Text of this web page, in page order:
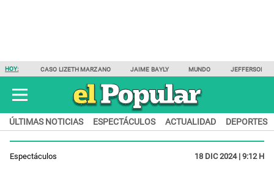
HOY: CASO LIZETH MARZANO JAIME BAYLY MUNDO JEFFERSON
ÚLTIMAS NOTICIAS ESPECTÁCULOS ACTUALIDAD DEPORTES
Espectáculos 18 DIC 2024 | 9:12 H